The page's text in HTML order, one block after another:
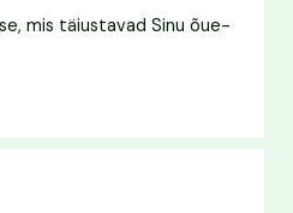
mis täiustavad Sinu õue-